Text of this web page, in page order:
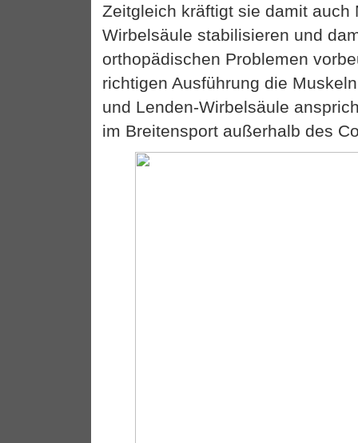
Zeitgleich kräftigt sie damit auch
Wirbelsäule stabilisieren und
orthopädischen Problemen
richtigen Ausführung die
und Lenden-Wirbelsäule
im Breitensport außerhalb des